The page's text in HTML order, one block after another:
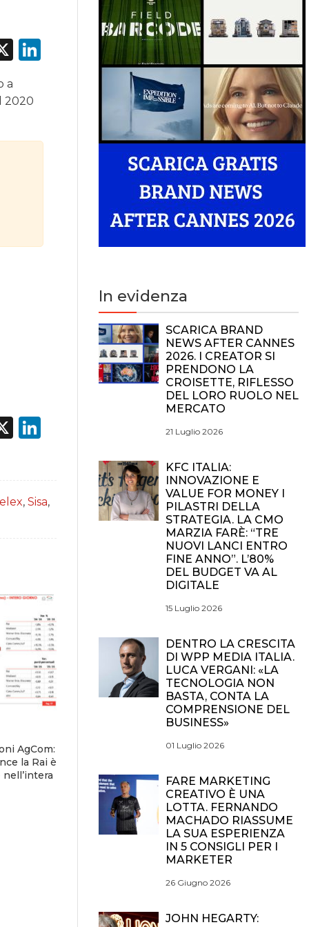
X LinkedIn
a
2020
X LinkedIn
, Sisa,
AgCom:
la Rai è
In evidenza
SCARICA BRAND
NEWS AFTER CANNES
2026. I CREATOR SI
PRENDONO LA
CROISETTE, RIFLESSO
DEL LORO RUOLO NEL
MERCATO
21 Luglio 2026
KFC ITALIA:
INNOVAZIONE E
VALUE FOR MONEY I
PILASTRI DELLA
STRATEGIA. LA CMO
MARZIA FARÈ: “TRE
NUOVI LANCI ENTRO
FINE ANNO”. L’80%
DEL BUDGET VA AL
DIGITALE
15 Luglio 2026
DENTRO LA CRESCITA
DI WPP MEDIA ITALIA.
LUCA VERGANI: «LA
TECNOLOGIA NON
BASTA, CONTA LA
COMPRENSIONE DEL
BUSINESS»
01 Luglio 2026
FARE MARKETING
CREATIVO È UNA
LOTTA. FERNANDO
MACHADO RIASSUME
LA SUA ESPERIENZA
IN 5 CONSIGLI PER I
MARKETER
26 Giugno 2026
JOHN HEGARTY: